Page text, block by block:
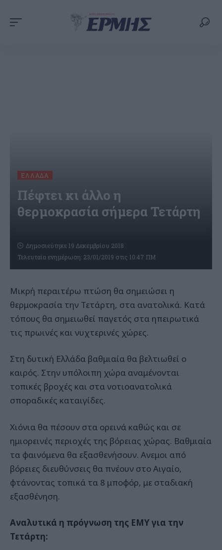
ΕΛΛΆΔΑ
Πέφτει κι άλλο η
θερμοκρασία σήμερα Τετάρτη
Τελευταία ενημέρωση: 23/01/2019 στις 10:47 ΠΜ
Δημοσιεύτηκε 19 Δεκεμβρίου 2018
Μικρή περαιτέρω πτώση θα σημειώσει η
θερμοκρασία την Τετάρτη, στα ανατολικά. Κατά
τόπους θα σημειωθεί παγετός στα ηπειρωτικά
τις πρωινές και νυχτερινές χώρες.
Στη δυτική Ελλάδα βαθμιαία θα βελτιωθεί ο
καιρός. Στην υπόλοιπη χώρα αναμένονται
τοπικές βροχές και στα νοτιοανατολικά
σποραδικές καταιγίδες.
Χιόνια θα πέσουν στα ορεινά καθώς και σε
ημιορεινές περιοχές της βόρειας χώρας. Βαθμιαία
τα φαινόμενα θα εξασθενήσουν. Ανεμοι από
βόρειες διευθύνσεις θα πνέουν στο Αιγαίο,
φτάνοντας τοπικά τα 8 μποφόρ, με σταδιακή
εξασθένηση.
Αναλυτικά η πρόγνωση της ΕΜΥ για την
Τετάρτη: